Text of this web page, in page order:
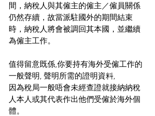
間，納稅人與其僱主的僱主／僱員關係
仍然存續，故當派駐國外的期間結束
時，納稅人將會被調回其本國，並繼續
為僱主工作。
值得留意既係,你要持有海外受僱工作的
一般聲明, 聲明所需的證明資料,
因為稅局一般唔會未經查證就接納納稅
人本人或其代表作出他們受僱於海外個
體。